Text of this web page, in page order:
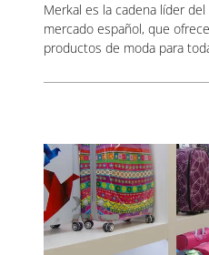
Merkal es la cadena líder
mercado español, que
productos de moda para